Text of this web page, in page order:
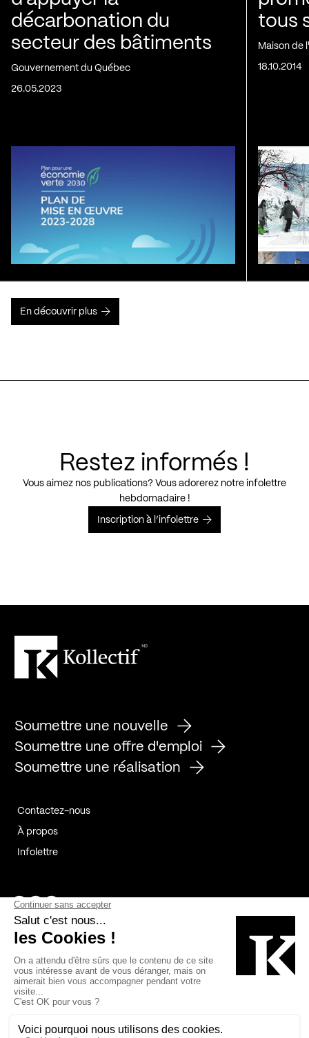
décarbonation du
secteur des bâtiments
Gouvernement du Québec
26.05.2023
tous
Maison de
18.10.2014
En découvrir plus
Restez informés !
Vous aimez nos publications? Vous adorerez notre infolettre
hebdomadaire !
Inscription à l’infolettre
Soumettre une nouvelle
Soumettre une offre d'emploi
Soumettre une réalisation
Contactez-nous
À propos
Infolettre
Page Facebook de Kollectif
Page Instagram de Kollectif
Page Linkedin de Kollectif
Bâtiment-Durable-Québec-1
Esquisses-1
MP-1 v2com-1